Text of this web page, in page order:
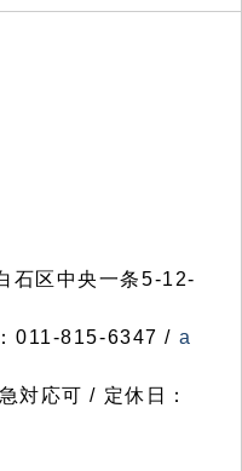
区中央一条5-12-
011-815-6347 / a
応可 / 定休日：